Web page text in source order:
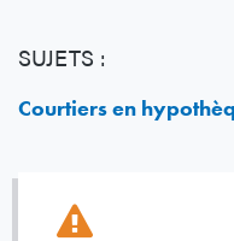
SUJETS :
Courtiers en